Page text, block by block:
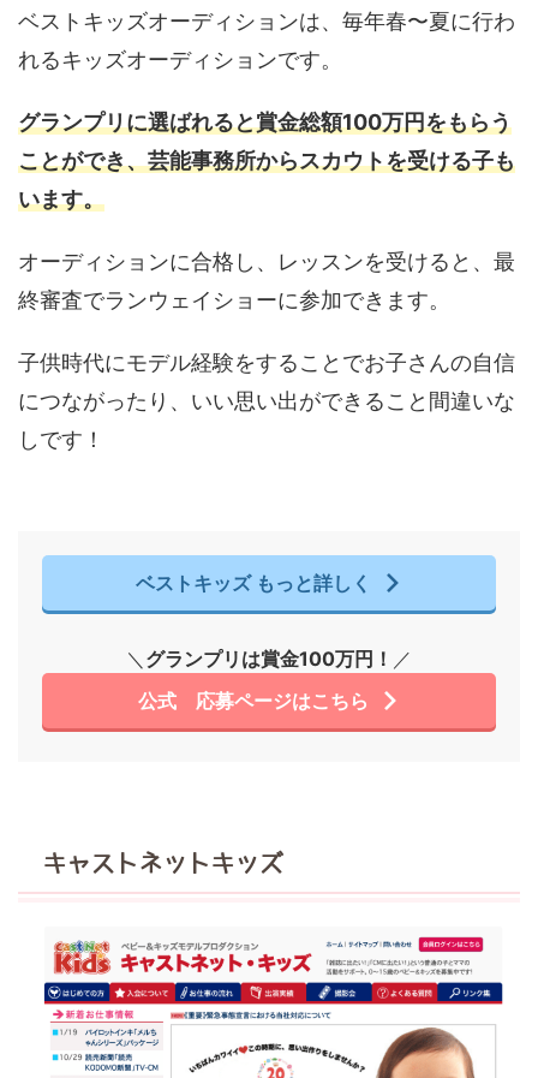
ベストキッズオーディションは、毎年春〜夏に行わ
れるキッズオーディションです。
グランプリに選ばれると賞金総額100万円をもらう
ことができ、芸能事務所からスカウトを受ける子も
います。
オーディションに合格し、レッスンを受けると、最
終審査でランウェイショーに参加できます。
子供時代にモデル経験をすることでお子さんの自信
につながったり、いい思い出ができること間違いな
しです！
ベストキッズ もっと詳しく
＼ グランプリは賞金100万円！ ／
公式 応募ページはこちら
キャストネットキッズ